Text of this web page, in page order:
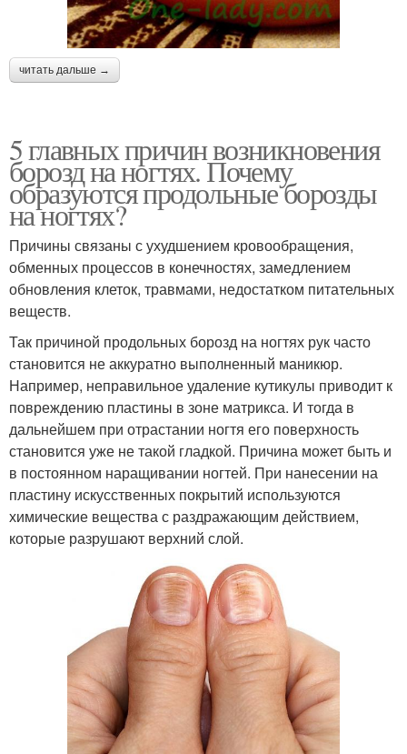
читать дальше →
5 главных причин возникновения
борозд на ногтях. Почему
образуются продольные борозды
на ногтях?
Причины связаны с ухудшением кровообращения,
обменных процессов в конечностях, замедлением
обновления клеток, травмами, недостатком питательных
веществ.
Так причиной продольных борозд на ногтях рук часто
становится не аккуратно выполненный маникюр.
Например, неправильное удаление кутикулы приводит к
повреждению пластины в зоне матрикса. И тогда в
дальнейшем при отрастании ногтя его поверхность
становится уже не такой гладкой. Причина может быть и
в постоянном наращивании ногтей. При нанесении на
пластину искусственных покрытий используются
химические вещества с раздражающим действием,
которые разрушают верхний слой.